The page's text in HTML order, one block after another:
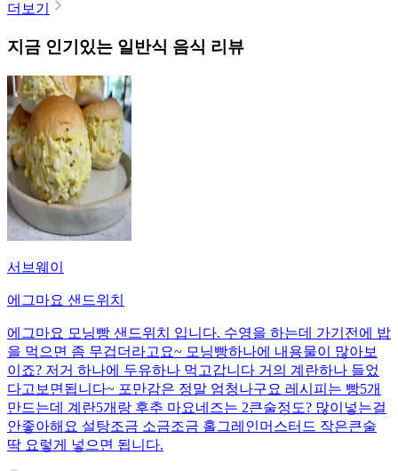
더보기
지금 인기있는 일반식 음식 리뷰
서브웨이
에그마요 샌드위치
에그마요 모닝빵 샌드위치 입니다. 수영을 하는데 가기전에 밥
을 먹으면 좀 무겁더라고요~ 모닝빵하나에 내용물이 많아보
이죠? 저거 하나에 두유하나 먹고갑니다 거의 계란하나 들었
다고보면됩니다~ 포만감은 정말 엄청나구요 레시피는 빵5개
만드는데 계란5개랑 후추 마요네즈는 2큰술정도? 많이넣는걸
안좋아해요 설탕조금 소금조금 홀그레인머스터드 작은큰술
딱 요렇게 넣으면 됩니다.